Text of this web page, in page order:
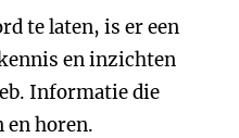
te laten, is er een
en inzichten
Informatie die
en horen.